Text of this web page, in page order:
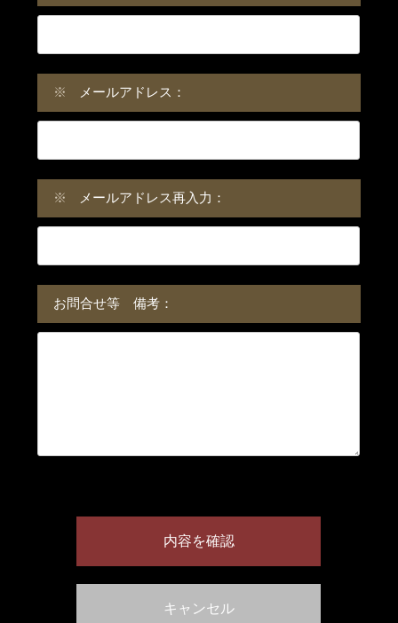
※ メールアドレス：
※ メールアドレス再入力：
お問合せ等 備考：